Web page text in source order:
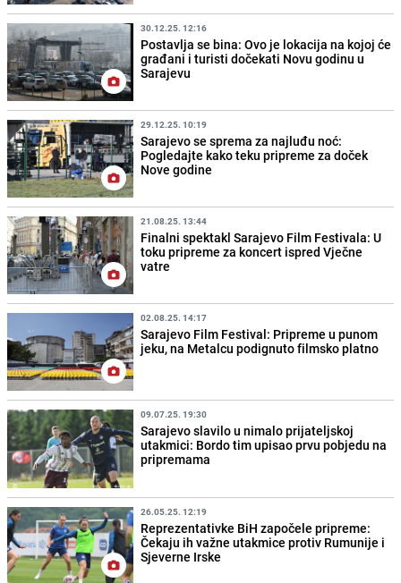
30.12.25. 12:16
Postavlja se bina: Ovo je lokacija na kojoj će
građani i turisti dočekati Novu godinu u
Sarajevu
29.12.25. 10:19
Sarajevo se sprema za najluđu noć:
Pogledajte kako teku pripreme za doček
Nove godine
21.08.25. 13:44
Finalni spektakl Sarajevo Film Festivala: U
toku pripreme za koncert ispred Vječne
vatre
02.08.25. 14:17
Sarajevo Film Festival: Pripreme u punom
jeku, na Metalcu podignuto filmsko platno
09.07.25. 19:30
Sarajevo slavilo u nimalo prijateljskoj
utakmici: Bordo tim upisao prvu pobjedu na
pripremama
26.05.25. 12:19
Reprezentativke BiH započele pripreme:
Čekaju ih važne utakmice protiv Rumunije i
Sjeverne Irske